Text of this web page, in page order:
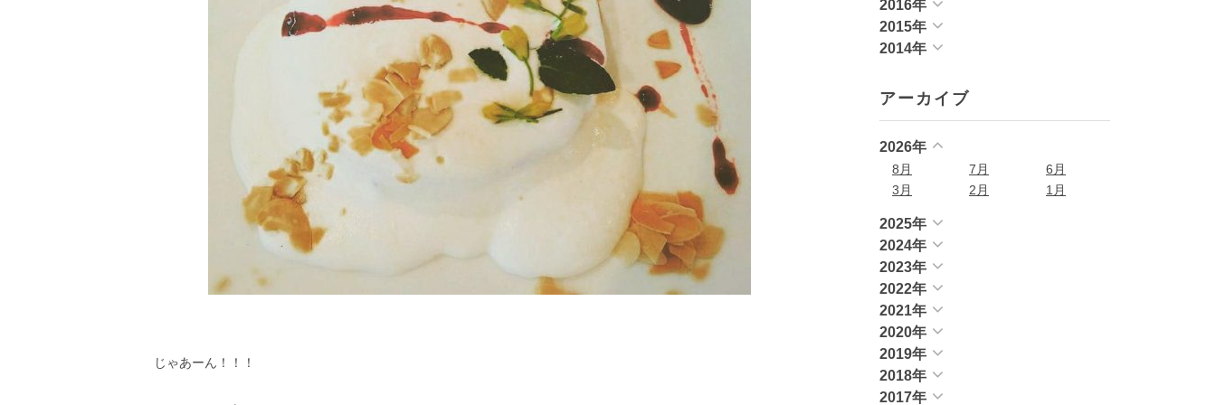
じゃあーん！！！
2016年
2015年
2014年
アーカイブ
2026年
8月 7月
6月
3月
2月 1月
2025年
2024年
2023年
2022年
2021年
2020年
2019年
2018年
2017年